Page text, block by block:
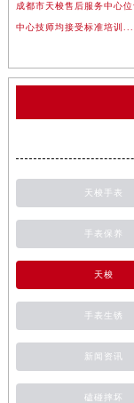
成都市天梭售后服务中心
中心技师均接受标准培训
天梭手表
手表保养
天梭
手表生锈
新闻资讯
磕碰摔坏